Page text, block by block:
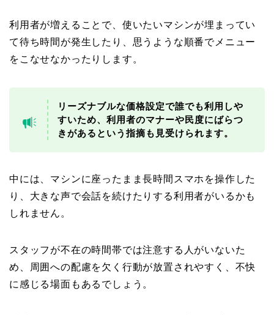
利用者が増えることで、使いたいマシンが埋まってい
て待ち時間が発生したり、思うような順番でメニュー
をこなせなかったりします。
リーズナブルな価格設定で誰でも利用しや
すいため、利用者のマナーや民度にばらつ
きがあるという指摘も見受けられます。
中には、マシンに座ったまま長時間スマホを操作した
り、大きな声で会話を続けたりする利用者がいるかも
しれません。
スタッフが不在の時間帯では注意する人がいないた
め、周囲への配慮を欠く行動が放置されやすく、不快
に感じる場面もあるでしょう。